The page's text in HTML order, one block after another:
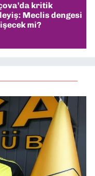
kritik
Meclis dengesi
mi?